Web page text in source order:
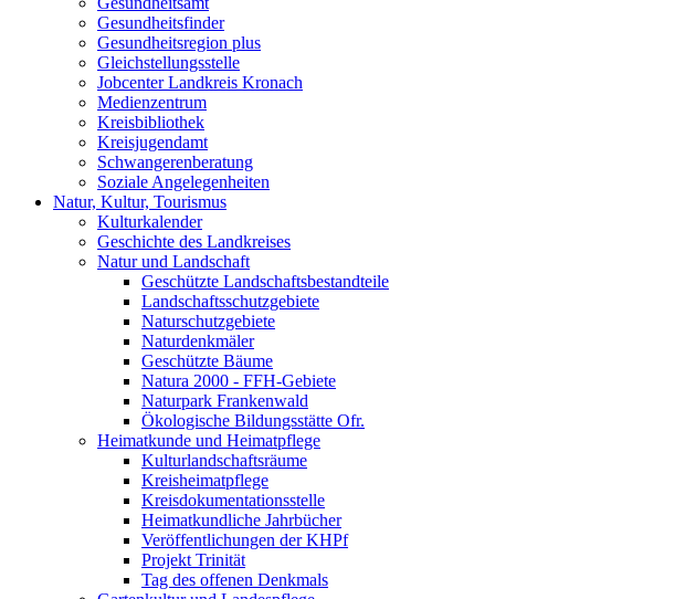
Gesundheitsfinder
Gesundheitsregion plus
Gleichstellungsstelle
Jobcenter Landkreis Kronach
Medienzentrum
Kreisbibliothek
Kreisjugendamt
Schwangerenberatung
Soziale Angelegenheiten
Natur, Kultur, Tourismus
Kulturkalender
Geschichte des Landkreises
Natur und Landschaft
Geschützte Landschaftsbestandteile
Landschaftsschutzgebiete
Naturschutzgebiete
Naturdenkmäler
Geschützte Bäume
Natura 2000 - FFH-Gebiete
Naturpark Frankenwald
Ökologische Bildungsstätte Ofr.
Heimatkunde und Heimatpflege
Kulturlandschaftsräume
Kreisheimatpflege
Kreisdokumentationsstelle
Heimatkundliche Jahrbücher
Veröffentlichungen der KHPf
Projekt Trinität
Tag des offenen Denkmals